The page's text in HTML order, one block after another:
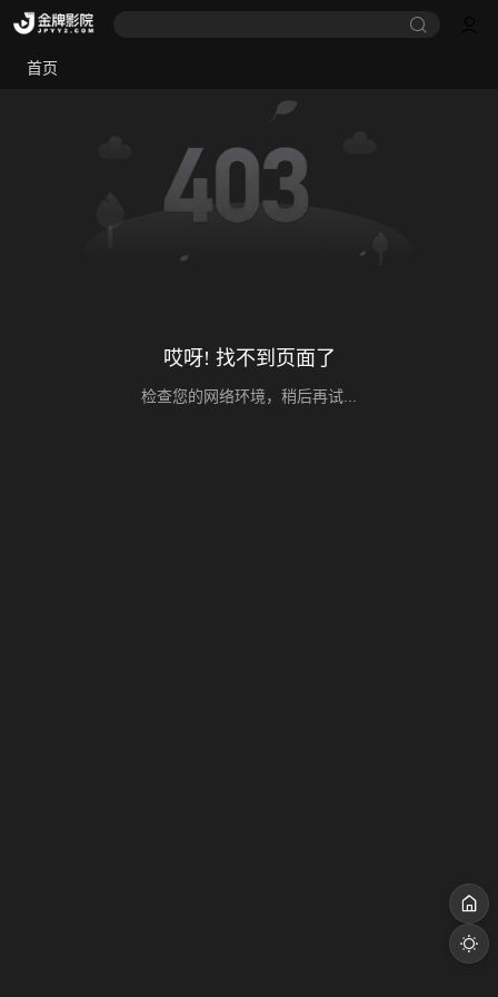
首页
哎呀! 找不到页面了
检查您的网络环境，稍后再试...